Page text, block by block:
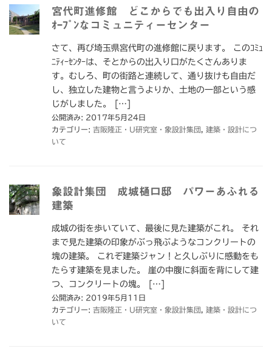
宮代町進修館 どこからでも出入り自由の
ｵｰﾌﾟﾝなコミュニティーセンター
さて、再び埼玉県宮代町の進修館に戻ります。 このｺﾐｭ
ﾆﾃｨｰｾﾝﾀｰは、そとからの出入り口がたくさんありま
す。むしろ、町の街路と連続して、通り抜けも自由だ
し、独立した建物と言うよりか、土地の一部という感
じがしました。 […]
公開済み: 2017年5月24日
カテゴリー: 吉阪隆正・U研究室・象設計集団
建築・設計につ
いて
象設計集団 成城樋口邸 パワーあふれる
建築
成城の街を歩いていて、最後に見た建築がこれ。 それ
まで見た建築の印象がぶっ飛ぶようなコンクリートの
塊の建築。 これぞ建築ジャン！と久しぶりに感動をも
たらす建築を見ました。 崖の中腹に斜面を背にして建
つ、コンクリートの塊。 […]
公開済み: 2019年5月11日
カテゴリー: 吉阪隆正・U研究室・象設計集団
建築・設計につ
いて